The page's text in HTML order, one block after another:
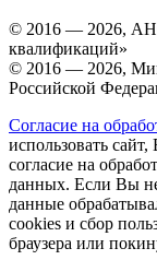
© 2016 — 2026,
квалификаций»
© 2016 — 2026,
Российской
Согласие на
использовать
согласие на
данных. Если Вы
данные
cookies и сбор
браузера или